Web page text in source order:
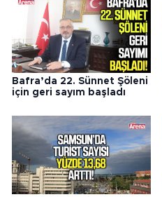
Bafra’da 22. Sünnet Şöleni
için geri sayım başladı